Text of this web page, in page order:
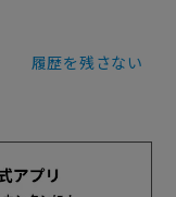
履歴を残さない